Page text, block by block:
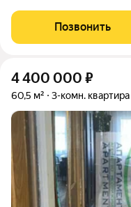
этажного дома.
современный ремонт,
Позвонить
4 400 000 ₽
60,5 м² 3-комн. квартира